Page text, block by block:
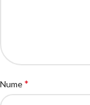
Nume*